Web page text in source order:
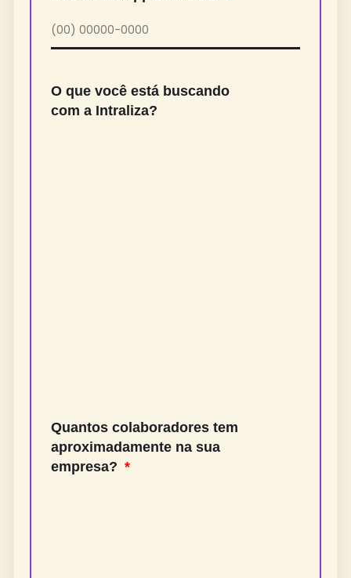
O que você está buscando
com a Intraliza?
Quantos colaboradores tem
aproximadamente na sua
empresa?